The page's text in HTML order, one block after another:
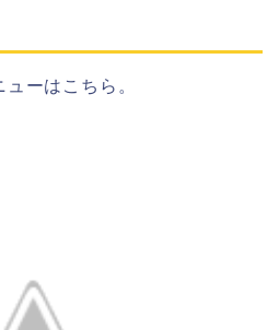
ーはこちら。